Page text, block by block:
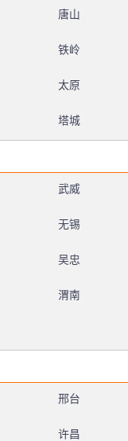
唐山
铁岭
太原
塔城
武威
无锡
吴忠
渭南
邢台
许昌